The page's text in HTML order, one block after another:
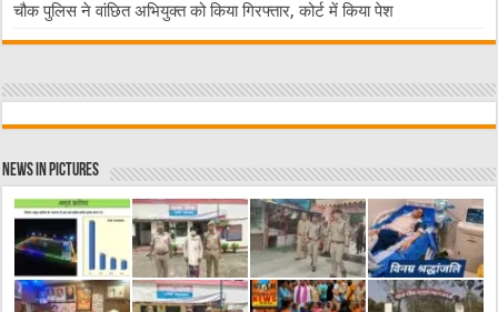
चौक पुलिस ने वांछित अभियुक्त को किया गिरफ्तार, कोर्ट में किया पेश
News in Pictures